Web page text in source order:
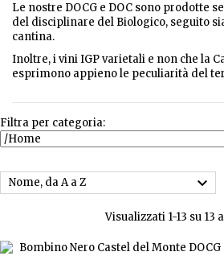
Le nostre DOCG e DOC sono prodotte
del disciplinare del Biologico, seguito
cantina.
Inoltre, i vini IGP varietali e non che la
esprimono appieno le peculiarità del
Filtra per categoria:
Nome, da A a Z 
Visualizzati 1-13 su 13